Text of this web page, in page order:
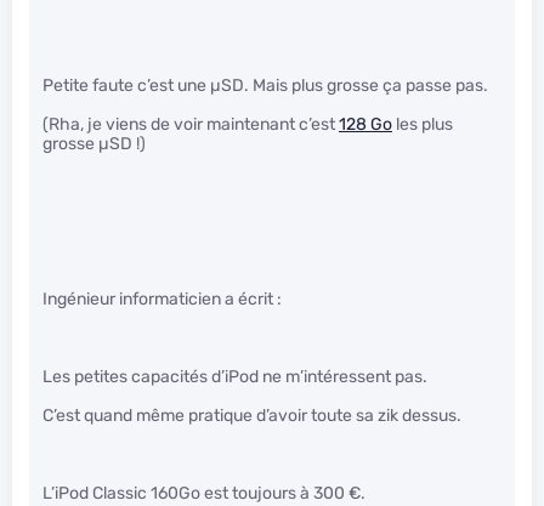
Petite faute c’est une µSD. Mais plus grosse ça passe pas.
(Rha, je viens de voir maintenant c’est128 Go les plus
grosse µSD !)
Ingénieur informaticien a écrit :
Les petites capacités d’iPod ne m’intéressent pas.
C’est quand même pratique d’avoir toute sa zik dessus.
L’iPod Classic 160Go est toujours à 300 €.